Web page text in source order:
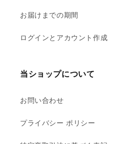
お届けまでの期間
ログインとアカウント作成
当ショップについて
お問い合わせ
プライバシー ポリシー